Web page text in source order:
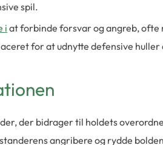
spil.
iat forbinde forsvar og angreb, ofte
for at udnytte defensive huller
der bidrager til holdets
angribere og rydde